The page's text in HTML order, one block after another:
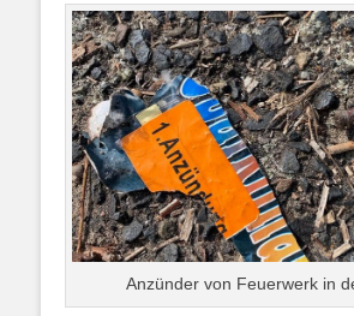
Anzünder von Feuerwerk in